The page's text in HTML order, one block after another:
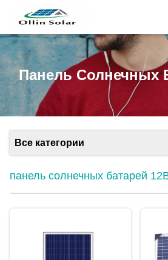
Панель Солнечных
Все категории
панель солнечных батарей